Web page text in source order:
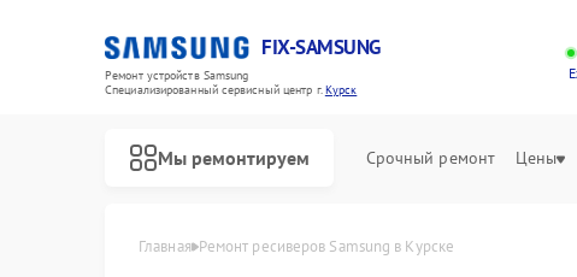
FIX-SAMSUNG
Ремонт устройств Samsung
Специализированный cервисный центр г.Курск
Мы ремонтируем Срочный ремонт Цены
Главная Ремонт ресиверов Samsung в Курске